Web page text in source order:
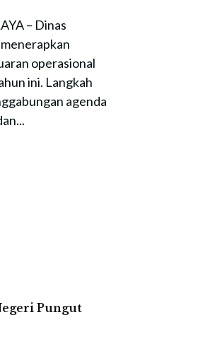
– Dinas
operasional
ini. Langkah
agenda
Pungut